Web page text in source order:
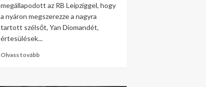
megállapodott az RB Leipziggel, hogy
a nyáron megszerezze a nagyra
tartott szélsőt, Yan Diomandét,
értesülések...
Olvass tovább